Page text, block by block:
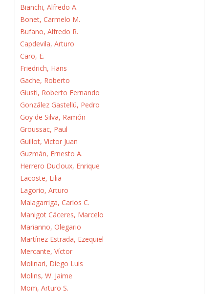
Bianchi, Alfredo A.
Bonet, Carmelo M.
Bufano, Alfredo R.
Capdevila, Arturo
Caro, E.
Friedrich, Hans
Gache, Roberto
Giusti, Roberto Fernando
González Gastellú, Pedro
Goy de Silva, Ramón
Groussac, Paul
Guillot, Víctor Juan
Guzmán, Ernesto A.
Herrero Ducloux, Enrique
Lacoste, Lilia
Lagorio, Arturo
Malagarriga, Carlos C.
Manigot Cáceres, Marcelo
Marianno, Olegario
Martínez Estrada, Ezequiel
Mercante, Víctor
Molinari, Diego Luis
Molins, W. Jaime
Mom, Arturo S.